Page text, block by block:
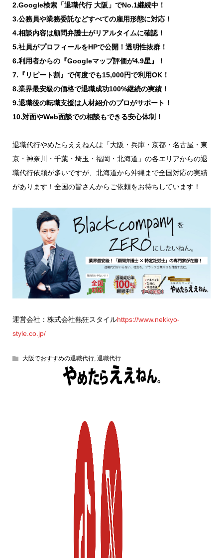
2.Google検索「退職代行 大阪」でNo.1継続中！
3.公務員や業務委託などすべての雇用形態に対応！
4.相談内容は顧問弁護士がリアルタイムに確認！
5.社員がプロフィールをHPで公開！透明性抜群！
6.利用者からの『Googleマップ評価が4.9星』！
7.『リピート割』で何度でも15,000円で利用OK！
8.業界最安級の価格で退職成功100%継続の実績！
9.退職後の転職支援は人材紹介のプロがサポート！
10.対面やWeb面談での相談もできる安心体制！
退職代行やめたらええねんは「大阪・兵庫・京都・名古屋・東
京・神奈川・千葉・埼玉・福岡・北海道」の各エリアからの退
職代行依頼が多いですが、北海道から沖縄まで全国対応の実績
があります！全国の皆さんからご依頼をお待ちしています！
運営会社：株式会社熱狂スタイルhttps://www.nekkyo-
style.co.jp/
大阪でおすすめの退職代行, 退職代行